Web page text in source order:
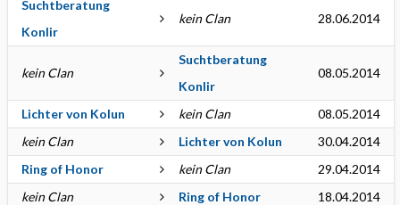
Suchtberatung
Konlir
kein Clan 28.06.2014
kein Clan
Suchtberatung
Konlir
08.05.2014
Lichter von Kolun kein Clan
08.05.2014
kein Clan
Lichter von Kolun
30.04.2014
Ring of Honor
kein Clan
29.04.2014
kein Clan
Ring of Honor 18.04.2014